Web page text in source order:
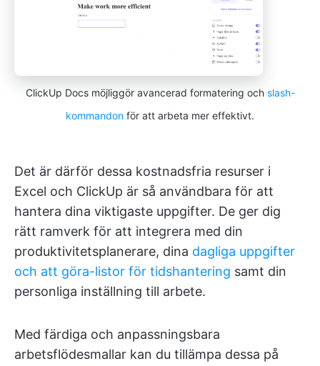
ClickUp Docs möjliggör avancerad formatering och slash-
kommandon för att arbeta mer effektivt.
Det är därför dessa kostnadsfria resurser i
Excel och ClickUp är så användbara för att
hantera dina viktigaste uppgifter. De ger dig
rätt ramverk för att integrera med din
produktivitetsplanerare, dina dagliga uppgifter
och att göra-listor för tidshantering samt din
personliga inställning till arbete.
Med färdiga och anpassningsbara
arbetsflödesmallar kan du tillämpa dessa på